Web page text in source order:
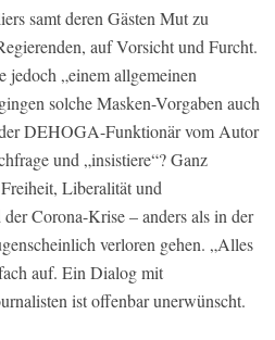
samt deren Gästen Mut zu
auf Vorsicht und Furcht.
jedoch „einem allgemeinen
solche Masken-Vorgaben auch
DEHOGA-Funktionär vom Autor
und „insistiere“? Ganz
Liberalität und
Corona-Krise – anders als in der
verloren gehen. „Alles
auf. Ein Dialog mit
ist offenbar unerwünscht.